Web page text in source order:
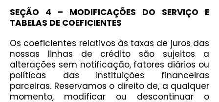
SEÇÃO 4 – MODIFICAÇÕES DO SERVIÇO E
TABELAS DE COEFICIENTES
Os coeficientes relativos às taxas de juros das
nossas linhas de crédito são sujeitos a
alterações sem notificação, fatores diários ou
políticas das instituições financeiras
parceiras. Reservamos o direito de, a qualquer
momento, modificar ou descontinuar o